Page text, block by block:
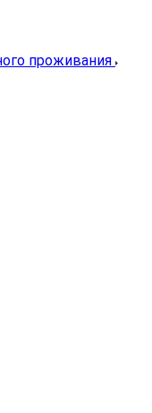
проживания